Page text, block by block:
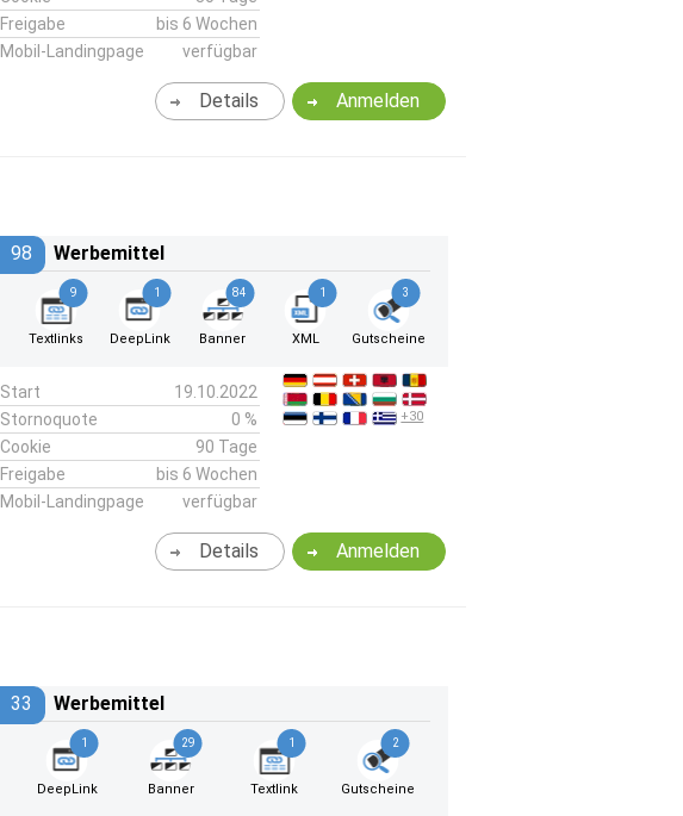
Freigabe
bis 6 Wochen
Mobil-Landingpage
verfügbar
Anmelden
Details
98 Werbemittel
9
Textlinks
1
DeepLink
84
Banner
1
XML
3
Gutscheine
Start
19.10.2022
Stornoquote
0 %
Cookie
90 Tage
Freigabe
bis 6 Wochen
Mobil-Landingpage
verfügbar
+30
Anmelden
Details
33 Werbemittel
1
DeepLink
29
Banner
1
Textlink
2
Gutscheine